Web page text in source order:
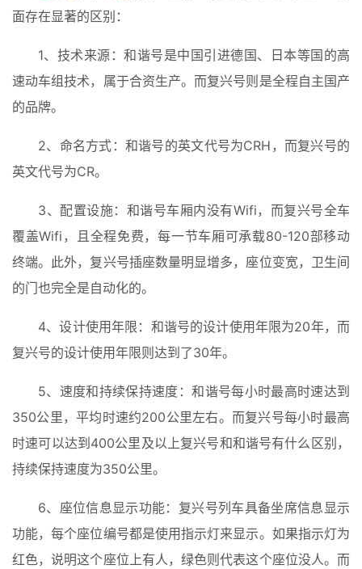
面存在显著的区别：
1、技术来源：和谐号是中国引进德国、日本等国的高
速动车组技术，属于合资生产。而复兴号则是全程自主国产
的品牌。
2、命名方式：和谐号的英文代号为CRH，而复兴号的
英文代号为CR。
3、配置设施：和谐号车厢内没有Wifi，而复兴号全车
覆盖Wifi，且全程免费，每一节车厢可承载80-120部移动
终端。此外，复兴号插座数量明显增多，座位变宽，卫生间
的门也完全是自动化的。
4、设计使用年限：和谐号的设计使用年限为20年，而
复兴号的设计使用年限则达到了30年。
5、速度和持续保持速度：和谐号每小时最高时速达到
350公里，平均时速约200公里左右。而复兴号每小时最高
时速可以达到400公里及以上复兴号和和谐号有什么区别，
持续保持速度为350公里。
6、座位信息显示功能：复兴号列车具备坐席信息显示
功能，每个座位编号都是使用指示灯来显示。如果指示灯为
红色，说明这个座位上有人，绿色则代表这个座位没人。而